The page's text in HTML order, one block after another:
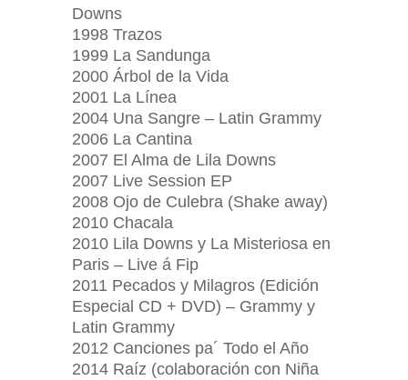
Downs
1998 Trazos
1999 La Sandunga
2000 Árbol de la Vida
2001 La Línea
2004 Una Sangre – Latin Grammy
2006 La Cantina
2007 El Alma de Lila Downs
2007 Live Session EP
2008 Ojo de Culebra (Shake away)
2010 Chacala
2010 Lila Downs y La Misteriosa en
Paris – Live á Fip
2011 Pecados y Milagros (Edición
Especial CD + DVD) – Grammy y
Latin Grammy
2012 Canciones pa´ Todo el Año
2014 Raíz (colaboración con Niña